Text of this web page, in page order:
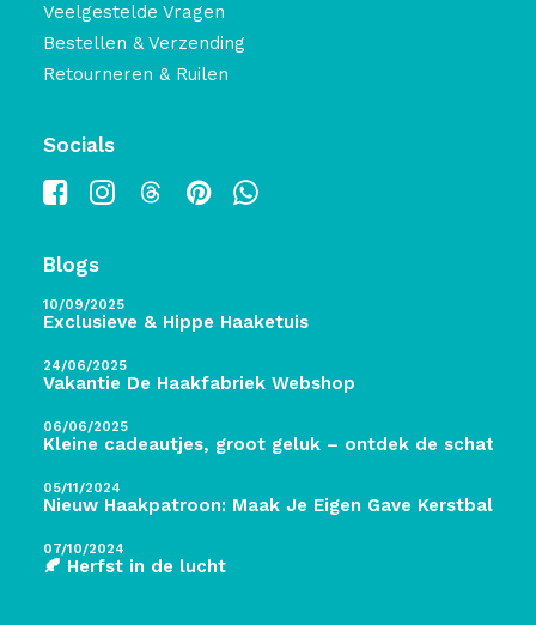
Veelgestelde Vragen
Bestellen & Verzending
Retourneren & Ruilen
Socials
Blogs
10/09/2025
Exclusieve & Hippe Haaketuis
24/06/2025
Vakantie De Haakfabriek Webshop
06/06/2025
Kleine cadeautjes, groot geluk – ontdek de schatten
05/11/2024
Nieuw Haakpatroon: Maak Je Eigen Gave Kerstballen!
07/10/2024
🍂 Herfst in de lucht